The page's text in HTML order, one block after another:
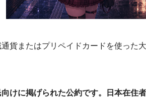
貨またはプリペイドカードを使った
けに掲げられた公約です。日本在住